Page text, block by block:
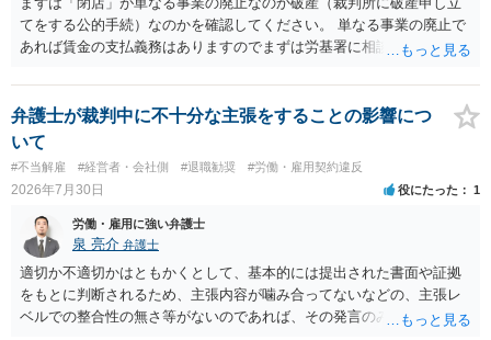
てをする公的手続）なのかを確認してください。 単なる事業の廃止で
あれば賃金の支払義務はありますのでまずは労基署に相談してくださ
しいかもしれませんが）賃金などの労働債権は他の債務より優先して
支払われます。ただし支払までにかなり時間がかかるでしょう。 さら
に、「独立行政法人労働者健康安全機構 」という公的機関が未払賃金
の立替事業を行っています。詳しくは、同機構の＜未払賃金立替払相
談コーナー＞ TEL 044-431-8663 相談時間：土日祝日を除く9:15～1
7:00 に相談してみてください。同じように未払となった他の従業員の
方がいれば一緒に相談してみるといいでしょう。
弁護士が裁判中に不十分な主張をすることの影響につ
いて
#不当解雇 #経営者・会社側 #退職勧奨 #労働・雇用契約違反
2026年7月30日 役にたった 1
労働・雇用に強い弁護士
泉 亮介 弁護士
適切か不適切かはともかくとして、基本的には提出された書面や証拠
をもとに判断されるため、主張内容が噛み合ってないなどの、主張レ
ベルでの整合性の無さ等がないのであれば、その発言のみで大きく不